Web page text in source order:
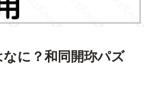
なに？和同開珎パズ